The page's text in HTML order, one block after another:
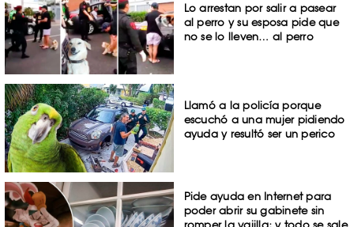
Lo arrestan por salir a pasear
al perro y su esposa pide que
no se lo lleven… al perro
Llamó a la policía porque
escuchó a una mujer pidiendo
ayuda y resultó ser un perico
Pide ayuda en Internet para
poder abrir su gabinete sin